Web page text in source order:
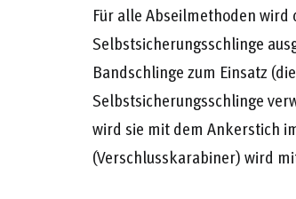
Für alle Abseilmethoden
Selbstsicherungsschlinge
Bandschlinge zum Einsatz
Selbstsicherungsschlinge
wird sie mit dem Ankerstich
(Verschlusskarabiner) wird